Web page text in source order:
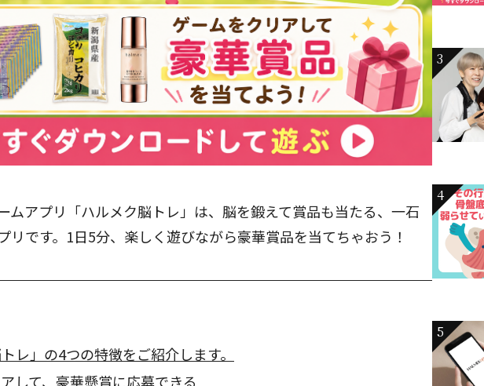
ムアプリ「ハルメク脳トレ」は、脳を鍛えて賞品も当たる、一石
リです。1日5分、楽しく遊びながら豪華賞品を当てちゃおう！
レ」の4つの特徴をご紹介します。
して、豪華懸賞に応募できる
3
4
5